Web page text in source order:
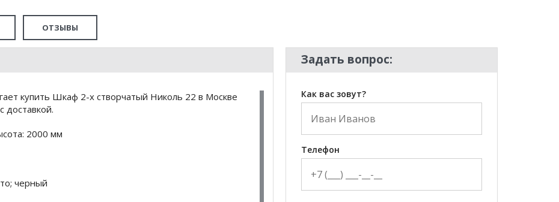
ОТЗЫВЫ
купить Шкаф 2-х створчатый Николь 22 в Москве
доставкой.
2000 мм
черный
Задать вопрос:
Как вас зовут?
Телефон